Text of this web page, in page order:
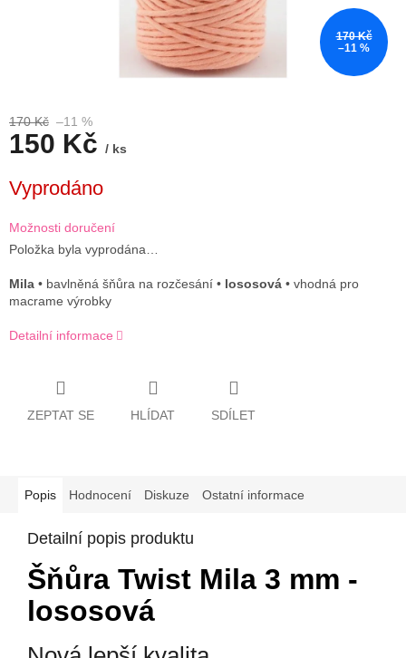
170 Kč
–11 %
170 Kč –11 %
150 Kč / ks
cena:
Vyprodáno
Možnosti doručení
Položka byla vyprodána…
Mila • bavlněná šňůra na rozčesání • lososová • vhodná pro
macrame výrobky
Detailní informace
ZEPTAT SE HLÍDAT SDÍLET
Popis Hodnocení Diskuze Ostatní informace
Detailní popis produktu
Šňůra Twist Mila 3 mm -
lososová